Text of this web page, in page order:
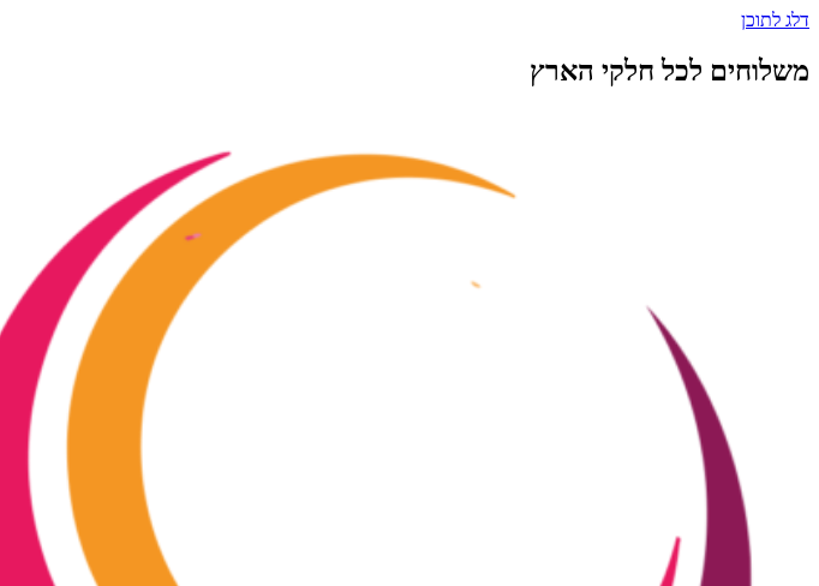
דלג לתוכן
משלוחים לכל חלקי הארץ